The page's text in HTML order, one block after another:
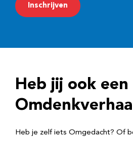
a
r
e
Inschrijven
Heb jij ook een
Heb je zelf iets Omgedacht? Of